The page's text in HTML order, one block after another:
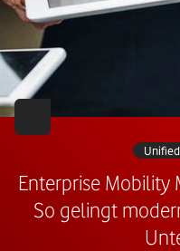
Enterprise Mobility
So gelingt